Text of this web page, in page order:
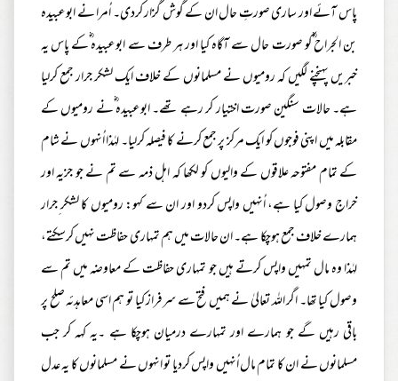
پاس آئے اور ساری صورتِ حال ان کے گوش گزار کردی۔ اُمرا نے ابوعبیدہ
بن الجراح ؓکو صورت حال سے آگاہ کیا اور ہر طرف سے ابوعبیدہ ؓکے پاس یہ
خبریں پہنچنے لگیں کہ رومیوں نے مسلمانوں کے خلاف ایک لشکر جرار جمع کرلیا
ہے۔ حالات سنگین صورت اختیار کر رہے تھے۔ ابوعبیدہ ؓنے رومیوں کے
مقابلہ میں اپنی فوجوں کو ایک مرکز پر جمع کرنے کا فیصلہ کرلیا۔ لہٰذا اُنہوں نے شام
کے تمام مفتوحہ علاقوں کے والیوں کو لکھا کہ اہل ذمہ سے تم نے جو جزیہ اور
خراج وصول کیا ہے، اُنہیں واپس کردو اور ان سے کہو: رومیوں کا لشکر ِجرار
ہمارے خلاف جمع ہوچکا ہے۔ ان حالات میں ہم تمہاری حفاظت نہیں کرسکتے،
لہٰذا وہ مال تمہیں واپس کرتے ہیں جو تمہاری حفاظت کے معاوضہ میں تم سے
وصول کیا تھا۔ اگر اللہ تعالیٰ نے ہمیں فتح سے سرفراز کیا تو ہم اسی معاہدئہ صلح پر
باقی رہیں گے جو ہمارے اور تمہارے درمیان ہوچکا ہے ۔یہ کہہ کر جب
مسلمانوں نے ان کا تمام مال اُنہیں واپس کردیا تو انہوں نے مسلمانوں کا یہ عدل